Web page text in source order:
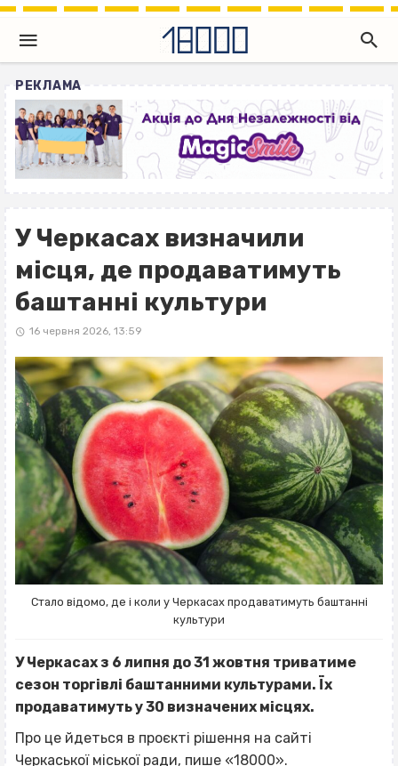
РЕКЛАМА
У Черкасах визначили
місця, де продаватимуть
баштанні культури
16 червня 2026, 13:59
Стало відомо, де і коли у Черкасах продаватимуть баштанні
культури
У Черкасах з 6 липня до 31 жовтня триватиме
сезон торгівлі баштанними культурами. Їх
продаватимуть у 30 визначених місцях.
Про це йдеться в проєкті рішення на сайті
Черкаської міської ради, пише «18000».